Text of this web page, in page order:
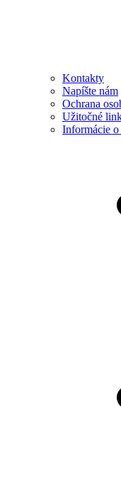
Kontakty
Napíšte nám
Ochrana
Užitočné
Informácie